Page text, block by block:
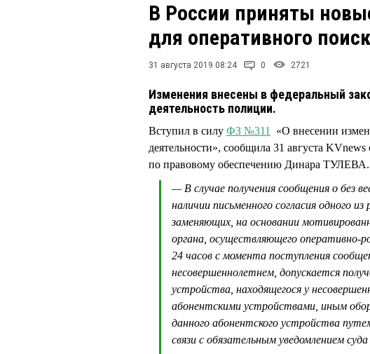
В России приняты
для оперативного
31 августа 2019 08:24 0 2721
Изменения внесены в федеральный
деятельность полиции.
Вступил в силу ФЗ №311
«О внесении
деятельности», сообщила 31 августа
по правовому обеспечению Динара ТУЛЕВА.
— В случае получения сообщения о без
наличии письменного согласия одного
заменяющих, на основании
органа, осуществляющего оперативно-
24 часов с момента поступления
несовершеннолетнем, допускается
устройства, находящегося у
абонентскими устройствами, иным
данного абонентского устройства
связи с обязательным уведомлением